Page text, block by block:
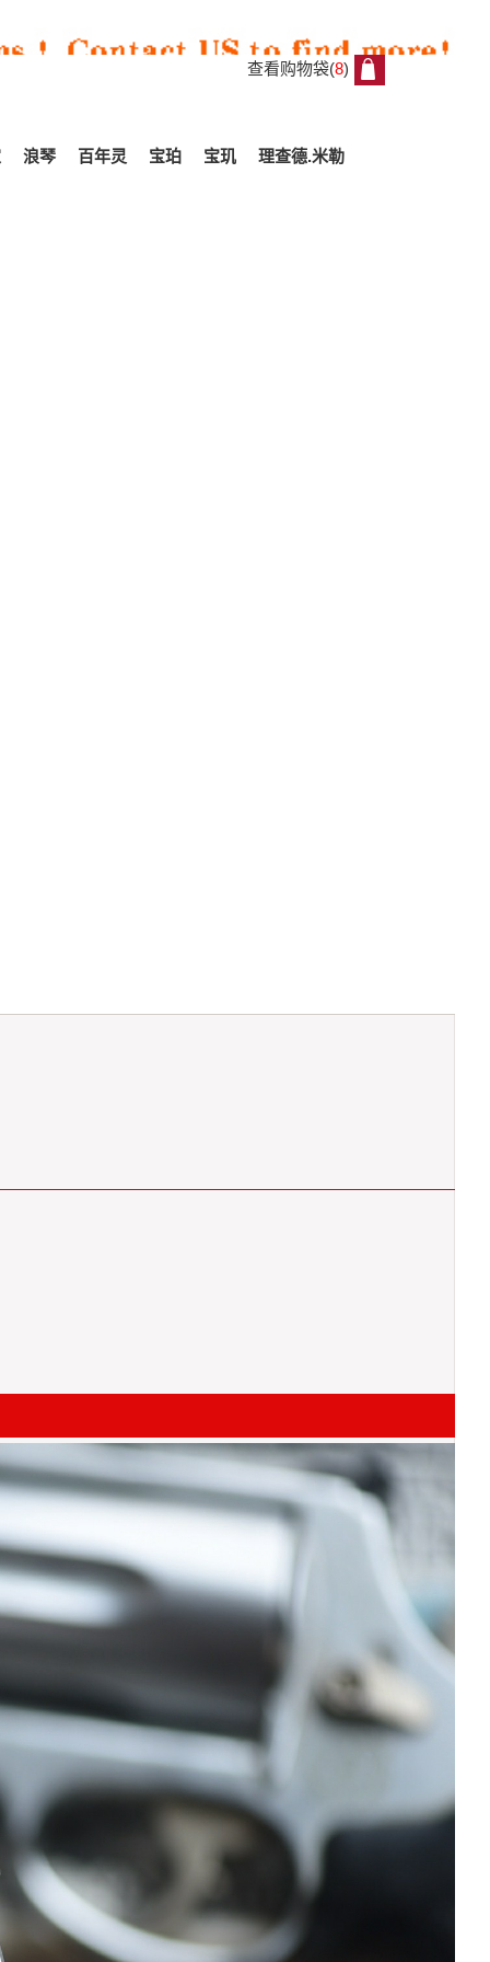
查看购物袋(8)
浪琴 百年灵 宝珀 宝玑 理查德.米勒